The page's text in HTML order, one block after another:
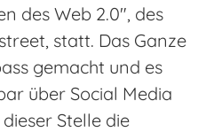
des Web 2.0″, des
statt. Das Ganze
gemacht und es
über Social Media
Stelle die